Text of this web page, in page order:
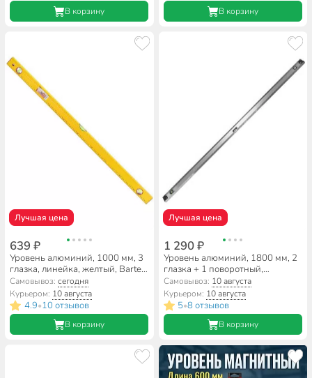
В корзину В корзину
Лучшая цена
639 ₽
Уровень алюминий, 1000 мм, 3
глазка, линейка, желтый, Bartex,
HJ-88D
Самовывоз:сегодня
Курьером: 10 августа
4.9•10 отзывов
В корзину
Лучшая цена
1 290 ₽
Уровень алюминий, 1800 мм, 2
глазка + 1 поворотный,
линейка, рельс, серебристый,
Bartex, №0021
Самовывоз: 10 августа
Курьером: 10 августа
5•8 отзывов
В корзину